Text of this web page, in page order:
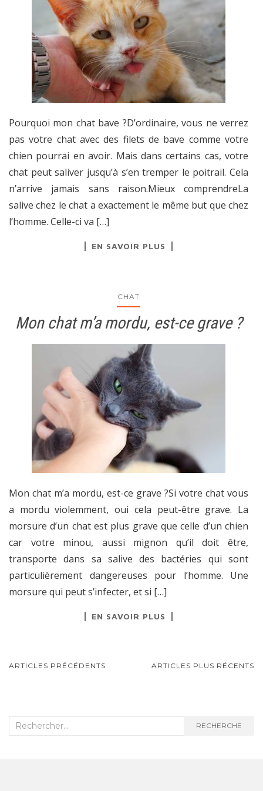
Pourquoi mon chat bave ?D’ordinaire, vous ne verrez
pas votre chat avec des filets de bave comme votre
chien pourrai en avoir. Mais dans certains cas, votre
chat peut saliver jusqu’à s’en tremper le poitrail. Cela
n’arrive jamais sans raison.Mieux comprendreLa
salive chez le chat a exactement le même but que chez
l’homme. Celle-ci va […]
EN SAVOIR PLUS
CHAT
Mon chat m’a mordu, est-ce grave ?
Mon chat m’a mordu, est-ce grave ?Si votre chat vous
a mordu violemment, oui cela peut-être grave. La
morsure d’un chat est plus grave que celle d’un chien
car votre minou, aussi mignon qu’il doit être,
transporte dans sa salive des bactéries qui sont
particulièrement dangereuses pour l’homme. Une
morsure qui peut s’infecter, et si […]
EN SAVOIR PLUS
ARTICLES PRÉCÉDENTS ARTICLES PLUS RÉCENTS
Recherche : RECHERCHE